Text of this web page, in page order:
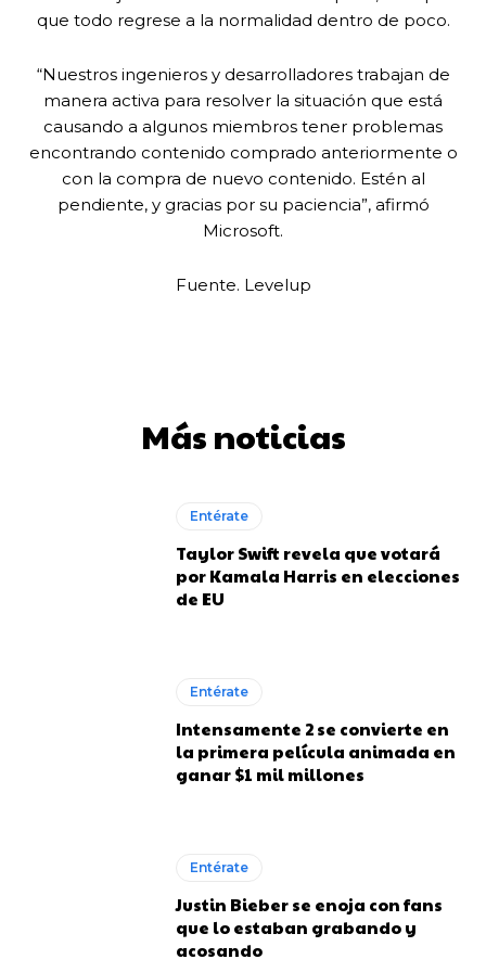
que todo regrese a la normalidad dentro de poco.
“Nuestros ingenieros y desarrolladores trabajan de
manera activa para resolver la situación que está
causando a algunos miembros tener problemas
encontrando contenido comprado anteriormente o
con la compra de nuevo contenido. Estén al
pendiente, y gracias por su paciencia”, afirmó
Microsoft.
Fuente. Levelup
Más noticias
Entérate
Taylor Swift revela que votará
por Kamala Harris en elecciones
de EU
Entérate
Intensamente 2 se convierte en
la primera película animada en
ganar $1 mil millones
Entérate
Justin Bieber se enoja con fans
que lo estaban grabando y
acosando